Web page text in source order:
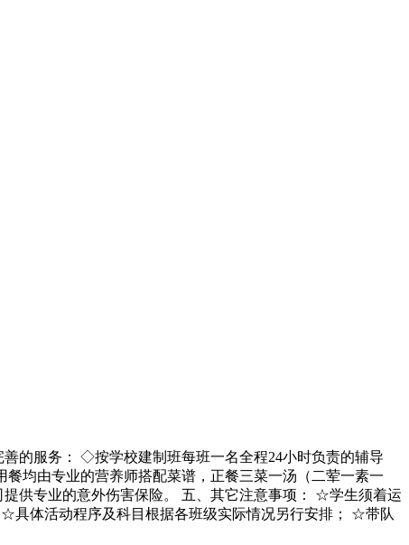
的服务： ◇按学校建制班每班一名全程24小时负责的辅导
均由专业的营养师搭配菜谱，正餐三菜一汤（二荤一素一
供专业的意外伤害保险。 五、其它注意事项： ☆学生须着运
具体活动程序及科目根据各班级实际情况另行安排； ☆带队